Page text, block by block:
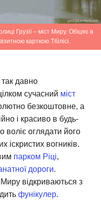
Грузії – міст Миру. Обіцяє в
карткою Тбілісі.
давно
сучасний міст
безкоштовне, а
і красиво в будь-
воліє оглядати його
іскристих вогників.
парком Ріці,
дороги.
відкриваються з
фунікулер.